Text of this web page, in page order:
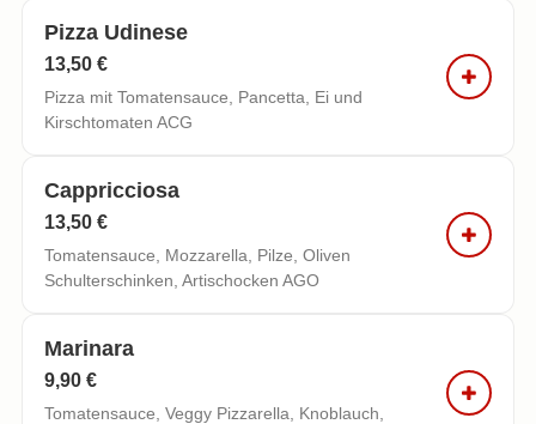
Pizza Udinese
13,50 €
Pizza mit Tomatensauce, Pancetta, Ei und
Kirschtomaten ACG
Cappricciosa
13,50 €
Tomatensauce, Mozzarella, Pilze, Oliven
Schulterschinken, Artischocken AGO
Marinara
9,90 €
Tomatensauce, Veggy Pizzarella, Knoblauch,